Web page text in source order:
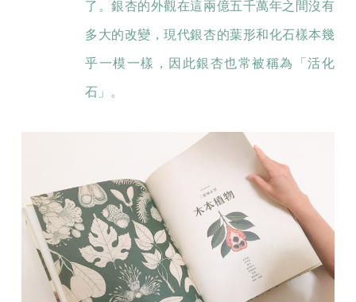
了。銀杏的外觀在這兩億五千萬年之間沒有
多大的改變，現代銀杏的葉形和化石樣本幾
乎一模一樣，因此銀杏也常被稱為「活化
石」。